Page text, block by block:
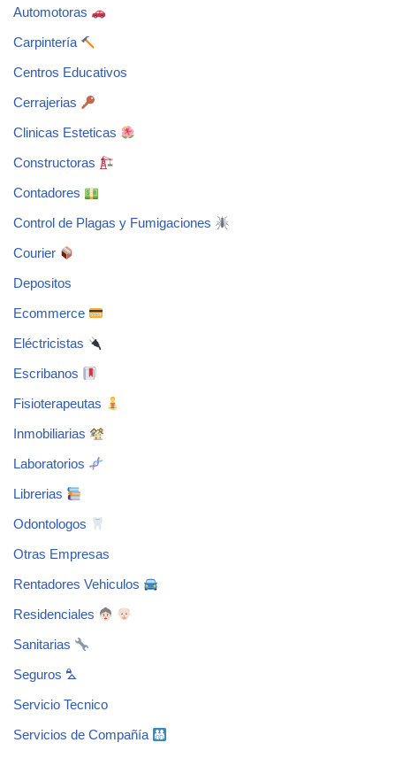
Automotoras
Carpintería
Centros Educativos
Cerrajerias
Clinicas Esteticas
Constructoras
Contadores
Control de Plagas y Fumigaciones
Courier
Depositos
Ecommerce
Eléctricistas
Escribanos
Fisioterapeutas
Inmobiliarias
Laboratorios
Librerias
Odontologos
Otras Empresas
Rentadores Vehiculos
Residenciales
Sanitarias
Seguros ⛍
Servicio Tecnico
Servicios de Compañía